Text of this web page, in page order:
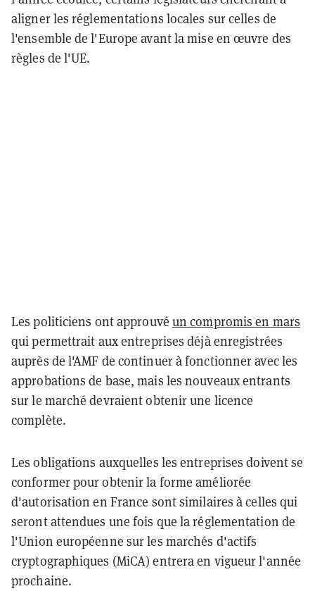
aligner les réglementations locales sur celles de
l'ensemble de l'Europe avant la mise en œuvre des
règles de l'UE.
Les politiciens ont approuvé un compromis en mars
qui permettrait aux entreprises déjà enregistrées
auprès de l'AMF de continuer à fonctionner avec les
approbations de base, mais les nouveaux entrants
sur le marché devraient obtenir une licence
complète.
Les obligations auxquelles les entreprises doivent se
conformer pour obtenir la forme améliorée
d'autorisation en France sont similaires à celles qui
seront attendues une fois que la réglementation de
l'Union européenne sur les marchés d'actifs
cryptographiques (MiCA) entrera en vigueur l'année
prochaine.